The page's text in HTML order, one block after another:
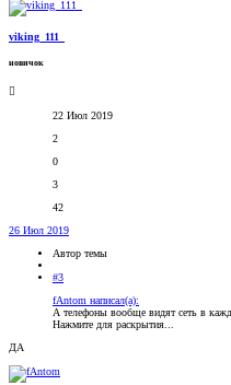
viking_111_
новичок
22 Июл 2019
2
0
3
42
26 Июл 2019
Автор темы
#3
fAntom написал(а):
А телефоны вообще видят сеть в
Нажмите для раскрытия...
ДА